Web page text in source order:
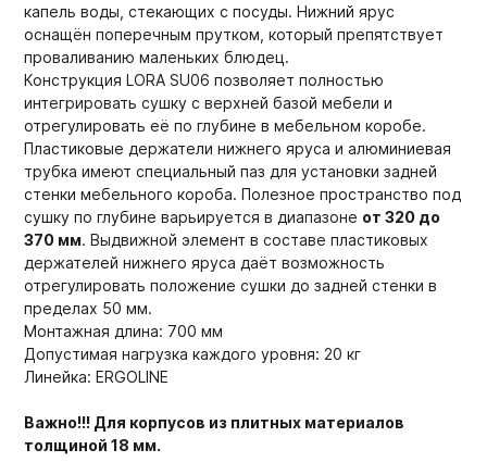
капель воды, стекающих с посуды. Нижний ярус
оснащён поперечным прутком, который препятствует
проваливанию маленьких блюдец.
Конструкция LORA SU06 позволяет полностью
интегрировать сушку с верхней базой мебели и
отрегулировать её по глубине в мебельном коробе.
Пластиковые держатели нижнего яруса и алюминиевая
трубка имеют специальный паз для установки задней
стенки мебельного короба. Полезное пространство под
сушку по глубине варьируется в диапазоне от 320 до
370 мм. Выдвижной элемент в составе пластиковых
держателей нижнего яруса даёт возможность
отрегулировать положение сушки до задней стенки в
пределах 50 мм.
Монтажная длина: 700 мм
Допустимая нагрузка каждого уровня: 20 кг
Линейка: ERGOLINE
Важно!!! Для корпусов из плитных материалов
толщиной 18 мм.